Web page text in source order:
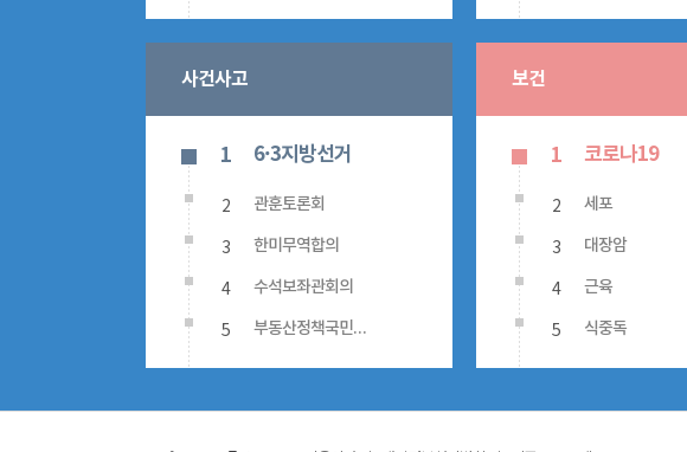
사건사고
1 6·3지방선거
2 관훈토론회
3 한미무역합의
4 수석보좌관회의
5 부동산정책국민대토론회
보건
1 코로나19
2 세포
3 대장암
4 근육
5 식중독